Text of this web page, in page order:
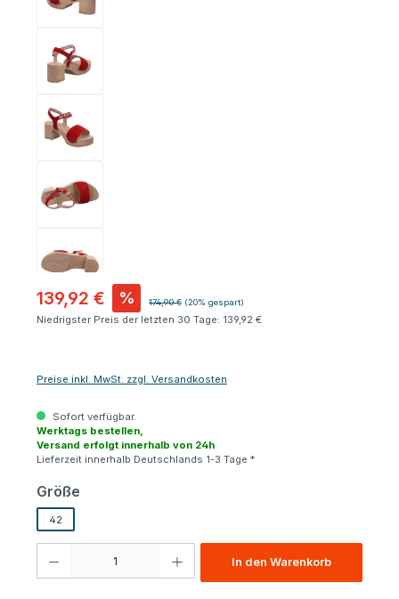
139,92 € % Regulärer Preis:
174,90 € (20% gespart)
Niedrigster Preis der letzten 30 Tage: 139,92 €
Preise inkl. MwSt. zzgl. Versandkosten
Sofort verfügbar.
Werktags bestellen,
Versand erfolgt innerhalb von 24h
Lieferzeit innerhalb Deutschlands 1-3 Tage *
Größe
42
In den Warenkorb